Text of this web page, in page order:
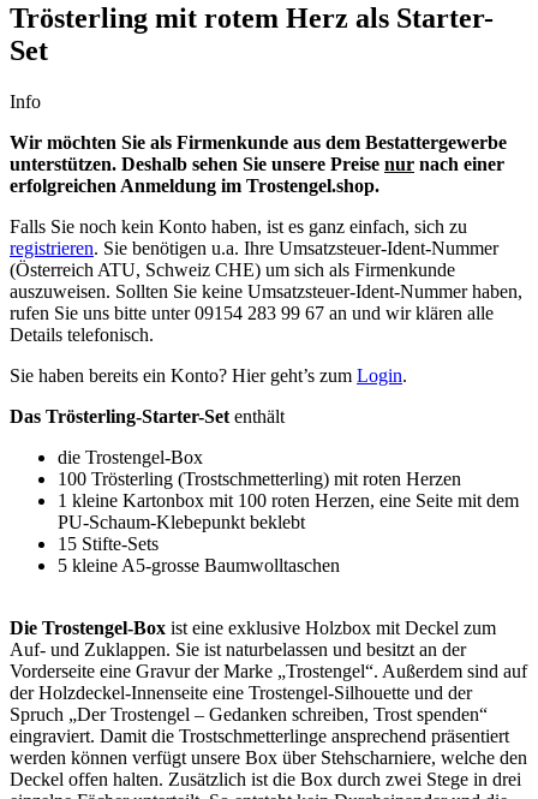
Trösterling mit rotem Herz als Starter-
Set
Info
Wir möchten Sie als Firmenkunde aus dem Bestattergewerbe
unterstützen. Deshalb sehen Sie unsere Preise nur nach einer
erfolgreichen Anmeldung im Trostengel.shop.
Falls Sie noch kein Konto haben, ist es ganz einfach, sich zu
registrieren. Sie benötigen u.a. Ihre Umsatzsteuer-Ident-Nummer
(Österreich ATU, Schweiz CHE) um sich als Firmenkunde
auszuweisen. Sollten Sie keine Umsatzsteuer-Ident-Nummer haben,
rufen Sie uns bitte unter 09154 283 99 67 an und wir klären alle
Details telefonisch.
Sie haben bereits ein Konto? Hier geht’s zum Login.
Das Trösterling-Starter-Set enthält
die Trostengel-Box
100 Trösterling (Trostschmetterling) mit roten Herzen
1 kleine Kartonbox mit 100 roten Herzen, eine Seite mit dem
PU-Schaum-Klebepunkt beklebt
15 Stifte-Sets
5 kleine A5-grosse Baumwolltaschen
Die Trostengel-Box ist eine exklusive Holzbox mit Deckel zum
Auf- und Zuklappen. Sie ist naturbelassen und besitzt an der
Vorderseite eine Gravur der Marke „Trostengel“. Außerdem sind auf
der Holzdeckel-Innenseite eine Trostengel-Silhouette und der
Spruch „Der Trostengel – Gedanken schreiben, Trost spenden“
eingraviert. Damit die Trostschmetterlinge ansprechend präsentiert
werden können verfügt unsere Box über Stehscharniere, welche den
Deckel offen halten. Zusätzlich ist die Box durch zwei Stege in drei